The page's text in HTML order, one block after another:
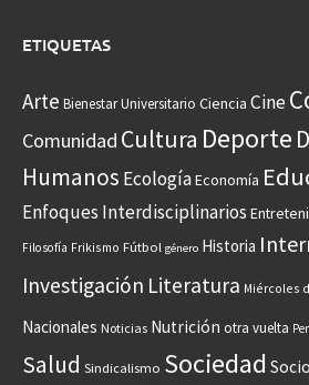
ETIQUETAS
Arte Bienestar Universitario Ciencia Cine
Comunidad Cultura Deporte
Humanos EcologíaEconomía
Enfoques Interdisciplinarios
Filosofía Frikismo Fútbol género Historia
Investigación Literatura Miércoles
Nacionales Noticias Nutrición otra vuelta
Salud Sindicalismo Sociedad